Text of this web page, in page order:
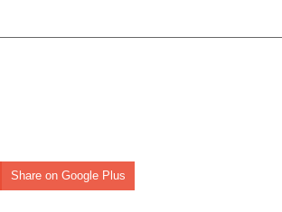
Molina
Share on Google Plus